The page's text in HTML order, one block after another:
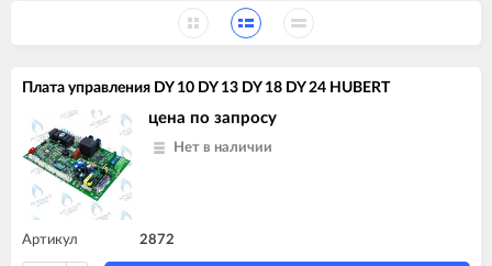
Плата управления DY 10 DY 13 DY 18 DY 24 HUBERT
цена по запросу
Нет в наличии
Артикул 2872